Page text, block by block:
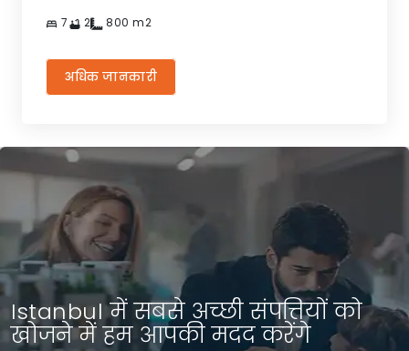
7 2 800 m2
अधिक जानकारी
Istanbul में सबसे अच्छी संपत्तियों को
खोजने में हम आपकी मदद करेंगे